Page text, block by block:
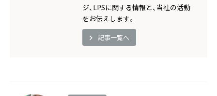
ジ、LPSに関する情報と、当社の活動
をお伝えします。
記事一覧へ